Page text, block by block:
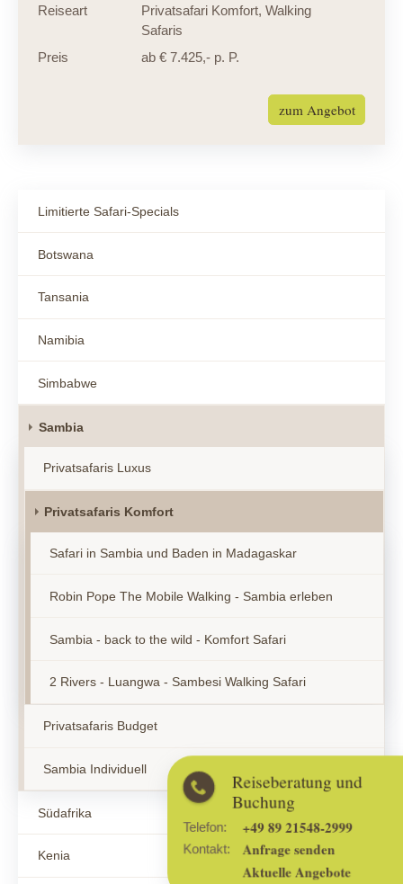
Reiseberatung und
Buchung
Telefon: +49 89 21548-2999
Kontakt:
Anfrage senden
Aktuelle Angebote
Reiseart Privatsafari Komfort, Walking
Safaris
Preis
ab € 7.425,- p. P.
zum Angebot
Limitierte Safari-Specials
Botswana
Tansania
Namibia
Simbabwe
Sambia
Privatsafaris Luxus
Privatsafaris Komfort
Safari in Sambia und Baden in Madagaskar
Robin Pope The Mobile Walking - Sambia erleben
Sambia - back to the wild - Komfort Safari
2 Rivers - Luangwa - Sambesi Walking Safari
Privatsafaris Budget
Sambia Individuell
Südafrika
Kenia